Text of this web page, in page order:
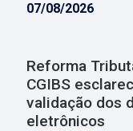
07/08/2026
Reforma
CGIBS
validação dos
eletrônicos